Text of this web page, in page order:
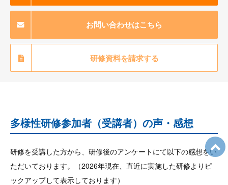
お問い合わせはこちら
研修資料を請求する
多様性研修参加者（受講者）の声・感想
研修を受講した方から、研修後のアンケートにて以下の感想をい
ただいております。（2026年現在、直近に実施した研修よりピ
ックアップして表示しております）